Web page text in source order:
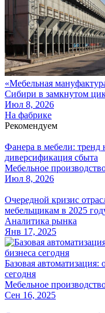
«Мебельная
Сибири в замкнутом
Июл 8, 2026
На фабрике
Рекомендуем
Фанера в мебели: тренд
диверсификация сбыта
Мебельное
Июл 8, 2026
Очередной кризис
мебельщикам в 2025
Аналитика рынка
Янв 17, 2025
Базовая
сегодня
Мебельное
Сен 16, 2025